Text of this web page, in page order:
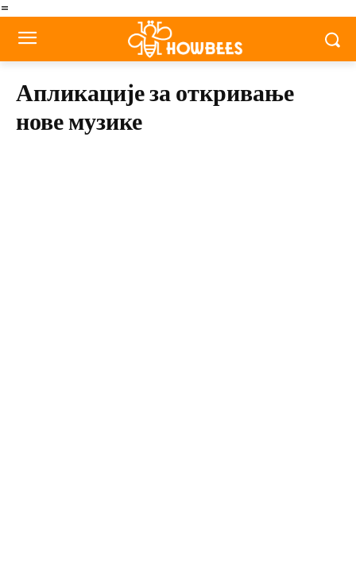
=
Апликације за откривање
нове музике